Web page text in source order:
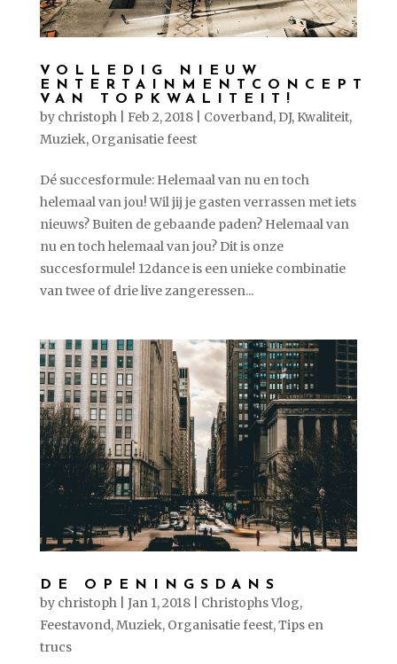
VOLLEDIG NIEUW
ENTERTAINMENTCONCEPT
VAN TOPKWALITEIT!
by christoph| Feb 2, 2018| Coverband, DJ, Kwaliteit,
Muziek, Organisatie feest
Dé succesformule: Helemaal van nu en toch
helemaal van jou! Wil jij je gasten verrassen met iets
nieuws? Buiten de gebaande paden? Helemaal van
nu en toch helemaal van jou? Dit is onze
succesformule! 12dance is een unieke combinatie
van twee of drie live zangeressen...
DE OPENINGSDANS
by christoph| Jan 1, 2018| Christophs Vlog,
Feestavond,Muziek, Organisatie feest,Tips en
trucs